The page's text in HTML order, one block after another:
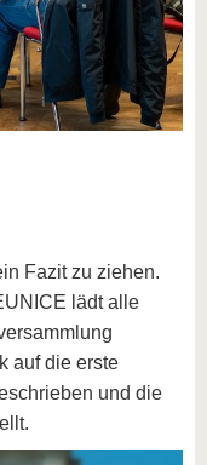
Fazit zu ziehen.
lädt alle
auf die erste
und die